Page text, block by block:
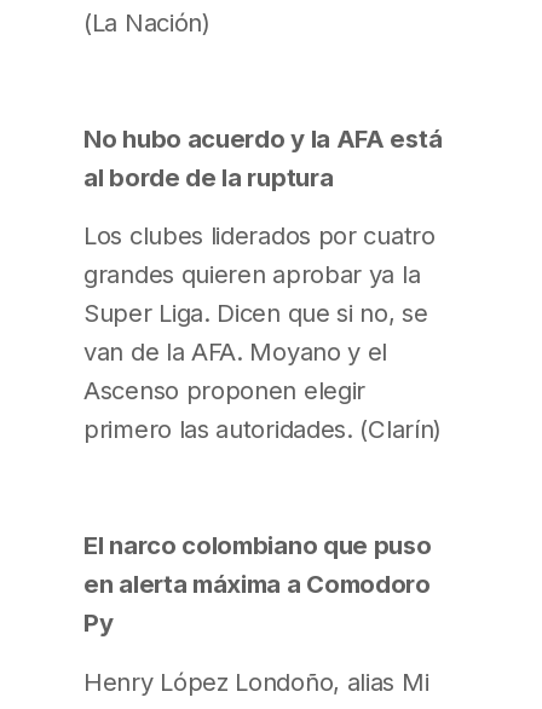
(La Nación)
No hubo acuerdo y la AFA está
al borde de la ruptura
Los clubes liderados por cuatro
grandes quieren aprobar ya la
Super Liga. Dicen que si no, se
van de la AFA. Moyano y el
Ascenso proponen elegir
primero las autoridades. (Clarín)
El narco colombiano que puso
en alerta máxima a Comodoro
Py
Henry López Londoño, alias Mi